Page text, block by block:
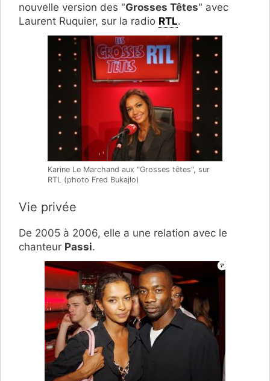
nouvelle version des "Grosses Têtes" avec
Laurent Ruquier, sur la radio RTL.
Karine Le Marchand aux "Grosses têtes", sur
RTL (photo Fred Bukajlo)
Vie privée
De 2005 à 2006, elle a une relation avec le
chanteur Passi.